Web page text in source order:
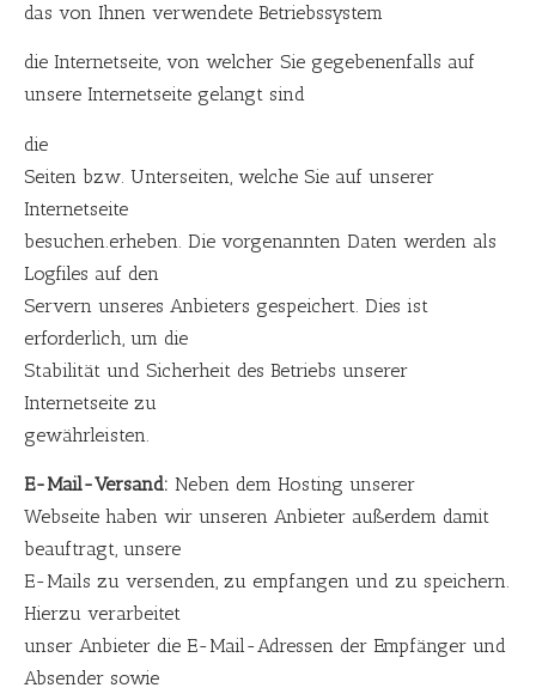
das von Ihnen verwendete Betriebssystem
die Internetseite, von welcher Sie gegebenenfalls auf
unsere Internetseite gelangt sind
die
Seiten bzw. Unterseiten, welche Sie auf unserer
Internetseite
besuchen.erheben. Die vorgenannten Daten werden als
Logfiles auf den
Servern unseres Anbieters gespeichert. Dies ist
erforderlich, um die
Stabilität und Sicherheit des Betriebs unserer
Internetseite zu
gewährleisten.
E-Mail-Versand: Neben dem Hosting unserer
Webseite haben wir unseren Anbieter außerdem damit
beauftragt, unsere
E-Mails zu versenden, zu empfangen und zu speichern.
Hierzu verarbeitet
unser Anbieter die E-Mail-Adressen der Empfänger und
Absender sowie